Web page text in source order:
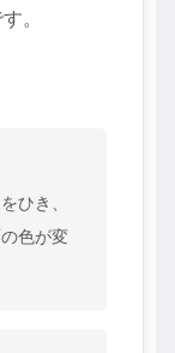
。
ひき、
色が変